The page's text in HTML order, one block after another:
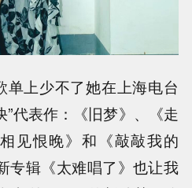
上少不了她在上海电台
”代表作：《旧梦》、《走
见恨晚》和《敲敲我的
专辑《太难唱了》也让我